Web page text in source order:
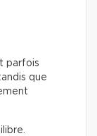
parfois
que